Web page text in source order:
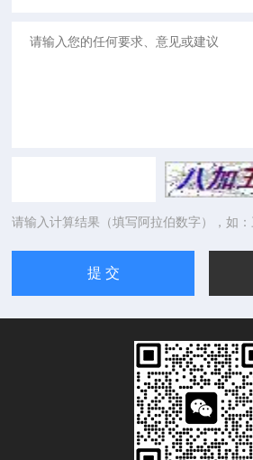
请输入计算结果（填写阿拉伯数字），如